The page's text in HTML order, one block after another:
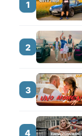
1
2
3
4